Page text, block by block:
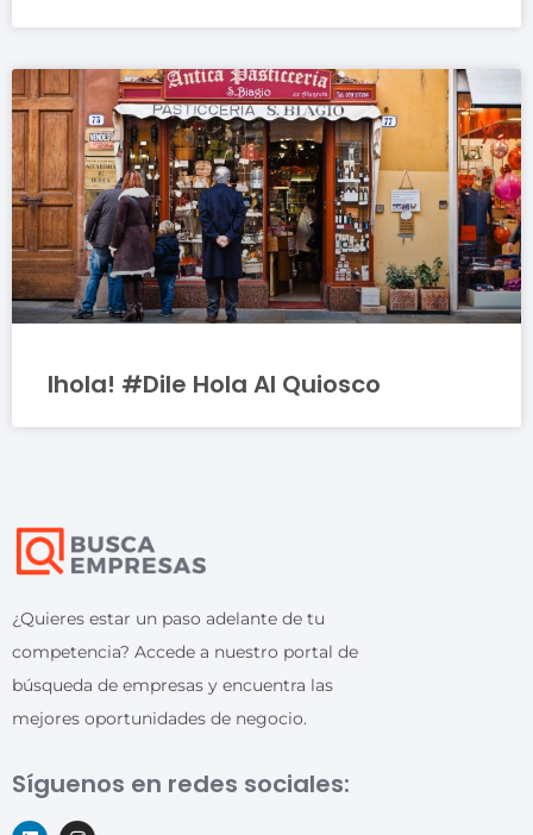
Ihola! #Dile Hola Al Quiosco
¿Quieres estar un paso adelante de tu
competencia? Accede a nuestro portal de
búsqueda de empresas y encuentra las
mejores oportunidades de negocio.
Síguenos en redes sociales: